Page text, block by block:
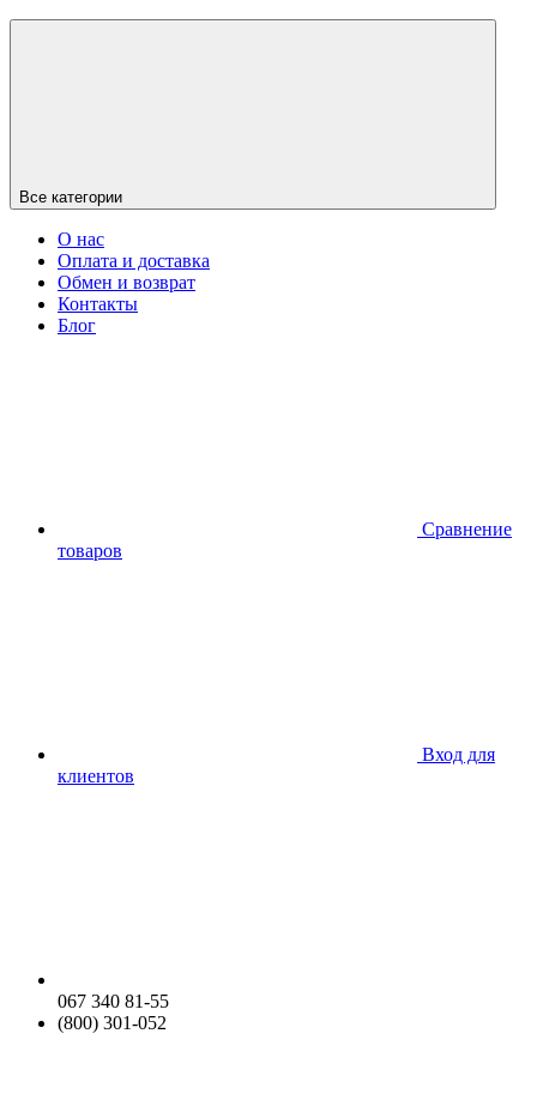
Все категории
О нас
Оплата и доставка
Обмен и возврат
Контакты
Блог
Сравнение
товаров
Вход для
клиентов
067 340 81-55
(800) 301-052